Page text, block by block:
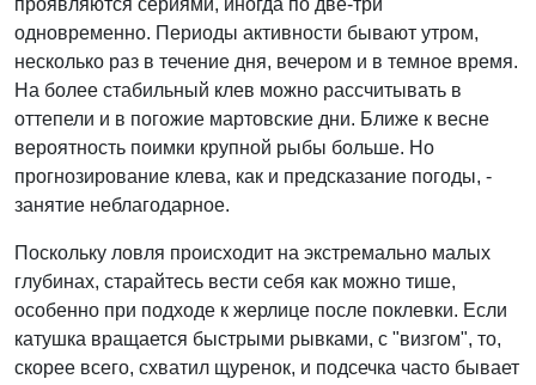
проявляются сериями, иногда по две-три
одновременно. Периоды активности бывают утром,
несколько раз в течение дня, вечером и в темное время.
На более стабильный клев можно рассчитывать в
оттепели и в погожие мартовские дни. Ближе к весне
вероятность поимки крупной рыбы больше. Но
прогнозирование клева, как и предсказание погоды, -
занятие неблагодарное.
Поскольку ловля происходит на экстремально малых
глубинах, старайтесь вести себя как можно тише,
особенно при подходе к жерлице после поклевки. Если
катушка вращается быстрыми рывками, с "визгом", то,
скорее всего, схватил щуренок, и подсечка часто бывает